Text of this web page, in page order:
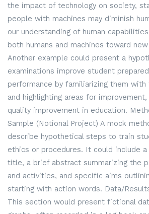
the impact of technology on society,
people with machines may diminish
our understanding of human
both humans and machines toward
Another example could present a
examinations improve student
performance by familiarizing them
and highlighting areas for
quality improvement in education.
Sample (Notional Project) A mock
describe hypothetical steps to train
ethics or procedures. It could include
title, a brief abstract summarizing the
and activities, and specific aims
starting with action words. Data/
This section would present fictional